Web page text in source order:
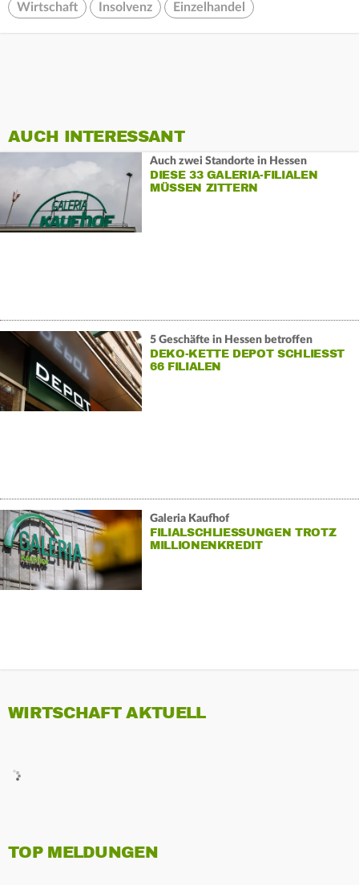
Wirtschaft Insolvenz Einzelhandel
AUCH INTERESSANT
Auch zwei Standorte in Hessen
DIESE 33 GALERIA-FILIALEN
MÜSSEN ZITTERN
5 Geschäfte in Hessen betroffen
DEKO-KETTE DEPOT SCHLIESST 6
6 FILIALEN
Galeria Kaufhof
FILIALSCHLIESSUNGEN TROTZ M
ILLIONENKREDIT
WIRTSCHAFT AKTUELL
TOP MELDUNGEN